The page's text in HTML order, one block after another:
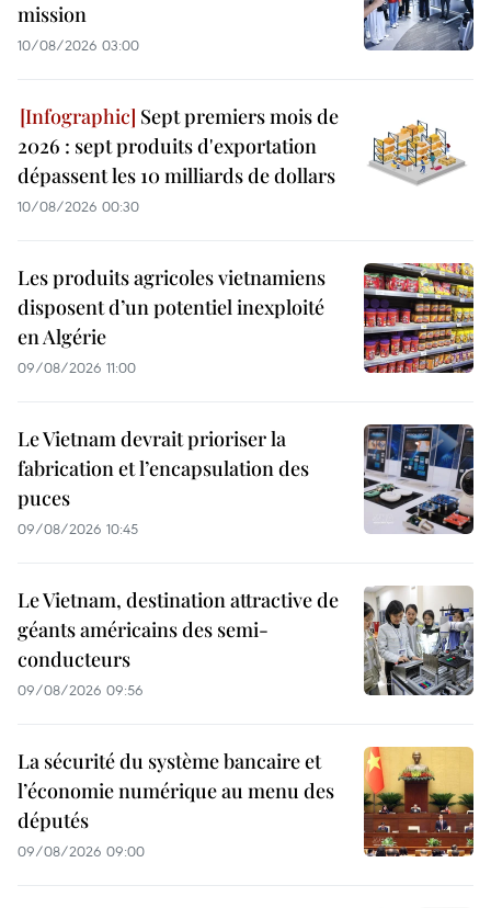
mission
10/08/2026 03:00
Sept premiers mois de
2026 : sept produits d'exportation
dépassent les 10 milliards de dollars
10/08/2026 00:30
Les produits agricoles vietnamiens
disposent d’un potentiel inexploité
en Algérie
09/08/2026 11:00
Le Vietnam devrait prioriser la
fabrication et l’encapsulation des
puces
09/08/2026 10:45
Le Vietnam, destination attractive de
géants américains des semi-
conducteurs
09/08/2026 09:56
La sécurité du système bancaire et
l’économie numérique au menu des
députés
09/08/2026 09:00